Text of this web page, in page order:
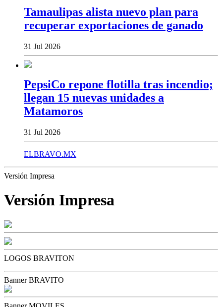
Tamaulipas alista nuevo plan para
recuperar exportaciones de ganado
31 Jul 2026
PepsiCo repone flotilla tras incendio;
llegan 15 nuevas unidades a
Matamoros
31 Jul 2026
ELBRAVO.MX
Versión Impresa
Versión Impresa
LOGOS BRAVITON
Banner BRAVITO